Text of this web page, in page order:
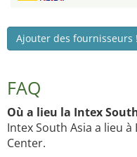
Ajouter des fournisseurs !
FAQ
Où a lieu la Intex
Intex South Asia a lieu à
Center.